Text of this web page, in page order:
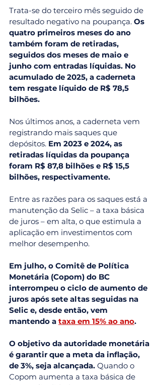
Trata-se do terceiro mês seguido de
resultado negativo na poupança. Os
quatro primeiros meses do ano
também foram de retiradas,
seguidos dos meses de maio e
junho com entradas líquidas. No
acumulado de 2025, a caderneta
tem resgate líquido de R$ 78,5
bilhões.
Nos últimos anos, a caderneta vem
registrando mais saques que
depósitos. Em 2023 e 2024, as
retiradas líquidas da poupança
foram R$ 87,8 bilhões e R$ 15,5
bilhões, respectivamente.
Entre as razões para os saques está a
manutenção da Selic – a taxa básica
de juros – em alta, o que estimula a
aplicação em investimentos com
melhor desempenho.
Em julho, o Comitê de Política
Monetária (Copom) do BC
interrompeu o ciclo de aumento de
juros após sete altas seguidas na
Selic e, desde então, vem
mantendo a taxa em 15% ao ano.
O objetivo da autoridade monetária
é garantir que a meta da inflação,
de 3%, seja alcançada. Quando o
Copom aumenta a taxa básica de